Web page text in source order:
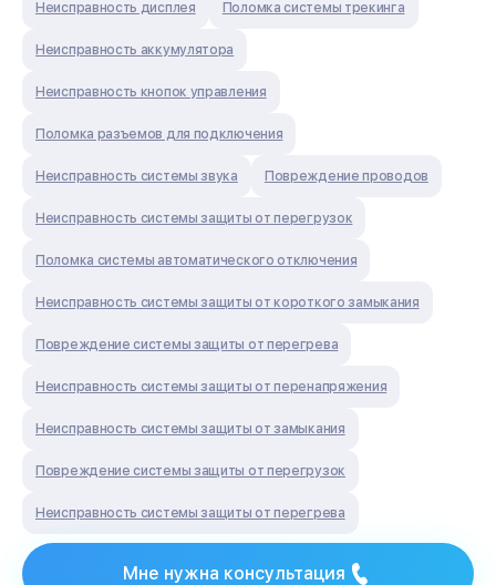
Неисправность дисплея Поломка системы трекинга
Неисправность аккумулятора
Неисправность кнопок управления
Поломка разъемов для подключения
Неисправность системы звука Повреждение проводов
Неисправность системы защиты от перегрузок
Поломка системы автоматического отключения
Неисправность системы защиты от короткого замыкания
Повреждение системы защиты от перегрева
Неисправность системы защиты от перенапряжения
Неисправность системы защиты от замыкания
Повреждение системы защиты от перегрузок
Неисправность системы защиты от перегрева
Мне нужна консультация